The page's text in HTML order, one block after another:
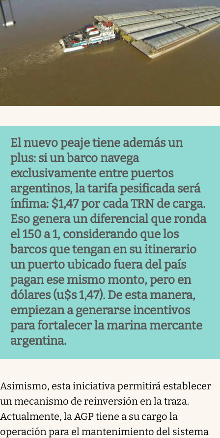
El nuevo peaje tiene además un
plus: si un barco navega
exclusivamente entre puertos
argentinos, la tarifa pesificada será
ínfima: $1,47 por cada TRN de carga.
Eso genera un diferencial que ronda
el 150 a 1, considerando que los
barcos que tengan en su itinerario
un puerto ubicado fuera del país
pagan ese mismo monto, pero en
dólares (u$s 1,47). De esta manera,
empiezan a generarse incentivos
para fortalecer la marina mercante
argentina.
Asimismo, esta iniciativa permitirá establecer
un mecanismo de reinversión en la traza.
Actualmente, la AGP tiene a su cargo la
operación para el mantenimiento del sistema